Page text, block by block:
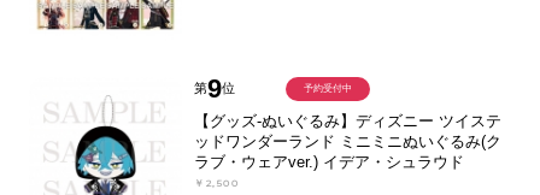
第9位
【グッズ-ぬいぐるみ】ディズニー ツイステ
ッドワンダーランド ミニミニぬいぐるみ(ク
ラブ・ウェアver.) イデア・シュラウド
￥2,500
予約受付中